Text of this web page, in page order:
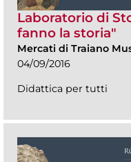
Laboratorio di
fanno la storia"
Mercati di Traiano
04/09/2016
Didattica per tutti